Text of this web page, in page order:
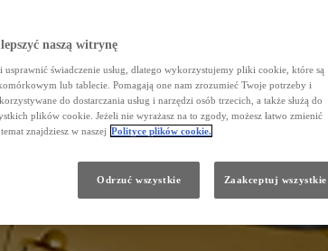
naszą witrynę
usprawnić świadczenie usług, dlatego wykorzystujemy pliki cookie, które są
lub tablecie. Pomagają one nam zrozumieć Twoje potrzeby i
do dostarczania usług i narzędzi osób trzecich, a także służą do
plików cookie. Jeżeli nie wyrażasz na to zgody, możesz łatwo zmienić
znajdziesz w naszej Polityce plików cookie.
Odrzuć wszystkie Zaakceptuj wszystkie